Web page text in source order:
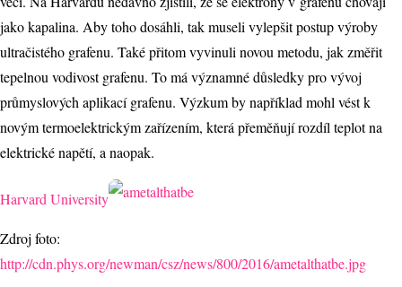
jako kapalina. Aby toho dosáhli, tak museli vylepšit postup výroby
ultračistého grafenu. Také přitom vyvinuli novou metodu, jak změřit
tepelnou vodivost grafenu. To má významné důsledky pro vývoj
průmyslových aplikací grafenu. Výzkum by například mohl vést k
novým termoelektrickým zařízením, která přeměňují rozdíl teplot na
elektrické napětí, a naopak.
Harvard University
Zdroj foto:
http://cdn.phys.org/newman/csz/news/800/2016/ametalthatbe.jpg